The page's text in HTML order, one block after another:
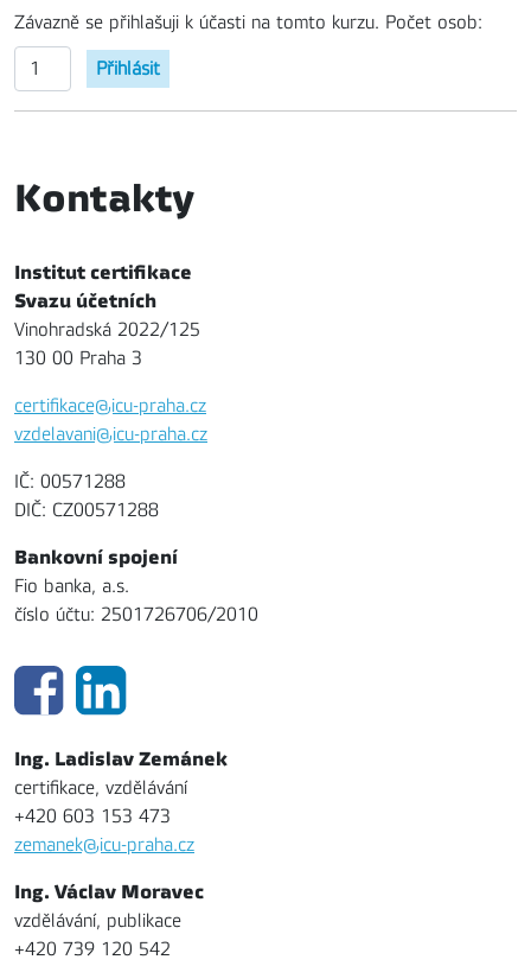
Závazně se přihlašuji k účasti na tomto kurzu. Počet osob:
Kontakty
Institut certifikace
Svazu účetních
Vinohradská 2022/125
130 00 Praha 3
certifikace@icu-praha.cz
vzdelavani@icu-praha.cz
IČ: 00571288
DIČ: CZ00571288
Bankovní spojení
Fio banka, a.s.
číslo účtu: 2501726706/2010
Ing. Ladislav Zemánek
certifikace, vzdělávání
+420 603 153 473
zemanek@icu-praha.cz
Ing. Václav Moravec
vzdělávání, publikace
+420 739 120 542